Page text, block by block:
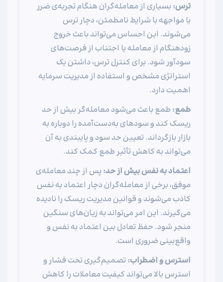
ترس: بسیاری از معامله‌گران هنگام تجربه‌ی ضرر
یا مواجهه با شرایط نامطمئن، دچار ترس
می‌شوند. این احساس می‌تواند باعث خروج
زودهنگام از معامله یا اجتناب از فرصت‌های
سودآور شود. برای کنترل ترس، داشتن یک
استراتژی مشخص و استفاده از مدیریت سرمایه
اهمیت دارد.
طمع: طمع باعث می‌شود معامله‌گر بیش از حد
ریسک کند و سودهای به‌دست‌آمده را دوباره به
بازار بازگرداند. تعیین حد سود و پایبندی به آن
می‌تواند به کاهش تأثیر طمع کمک کند.
اعتماد به نفس بیش از حد: پس از چند معامله‌ی
موفق، برخی از معامله‌گران دچار اعتماد به نفس
کاذب می‌شوند و قوانین مدیریت ریسک را نادیده
می‌گیرند. این امر می‌تواند به زیان‌های سنگین
منجر شود. حفظ تعادل بین اعتماد به نفس و
واقع‌بینی ضروری است.
استرس و اضطراب: تصمیم‌گیری تحت فشار و
استرس بالا می‌تواند کیفیت معاملات را کاهش